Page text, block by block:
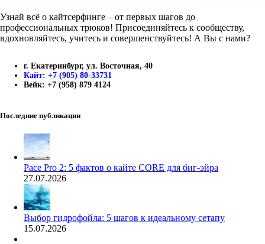
Узнай всё о кайтсерфинге – от первых шагов до
профессиональных трюков! Присоединяйтесь к сообществу,
вдохновляйтесь, учитесь и совершенствуйтесь! А Вы с нами?
г. Екатеринбург, ул. Восточная, 40
Кайт: +7 (905) 80-33731
Вейк: +7 (958) 879 4124
Последние публикации
Pace Pro 2: 5 фактов о кайте CORE для биг-эйра
27.07.2026
Выбор гидрофойла: 5 шагов к идеальному сетапу
15.07.2026